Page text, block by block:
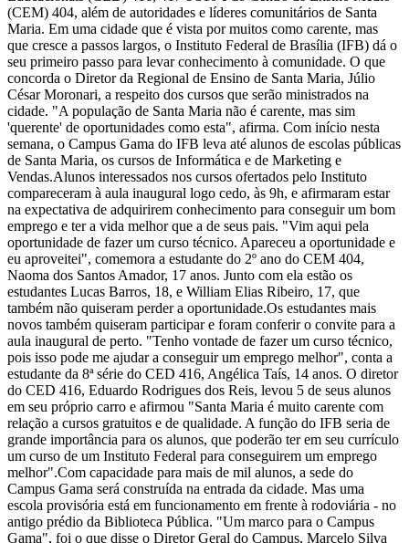
(CEM) 404, além de autoridades e líderes comunitários de Santa
Maria. Em uma cidade que é vista por muitos como carente, mas
que cresce a passos largos, o Instituto Federal de Brasília (IFB) dá o
seu primeiro passo para levar conhecimento à comunidade. O que
concorda o Diretor da Regional de Ensino de Santa Maria, Júlio
César Moronari, a respeito dos cursos que serão ministrados na
cidade. "A população de Santa Maria não é carente, mas sim
'querente' de oportunidades como esta", afirma. Com início nesta
semana, o Campus Gama do IFB leva até alunos de escolas públicas
de Santa Maria, os cursos de Informática e de Marketing e
Vendas.Alunos interessados nos cursos ofertados pelo Instituto
compareceram à aula inaugural logo cedo, às 9h, e afirmaram estar
na expectativa de adquirirem conhecimento para conseguir um bom
emprego e ter a vida melhor que a de seus pais. "Vim aqui pela
oportunidade de fazer um curso técnico. Apareceu a oportunidade e
eu aproveitei", comemora a estudante do 2º ano do CEM 404,
Naoma dos Santos Amador, 17 anos. Junto com ela estão os
estudantes Lucas Barros, 18, e William Elias Ribeiro, 17, que
também não quiseram perder a oportunidade.Os estudantes mais
novos também quiseram participar e foram conferir o convite para a
aula inaugural de perto. "Tenho vontade de fazer um curso técnico,
pois isso pode me ajudar a conseguir um emprego melhor", conta a
estudante da 8ª série do CED 416, Angélica Taís, 14 anos. O diretor
do CED 416, Eduardo Rodrigues dos Reis, levou 5 de seus alunos
em seu próprio carro e afirmou "Santa Maria é muito carente com
relação a cursos gratuitos e de qualidade. A função do IFB seria de
grande importância para os alunos, que poderão ter em seu currículo
um curso de um Instituto Federal para conseguirem um emprego
melhor".Com capacidade para mais de mil alunos, a sede do
Campus Gama será construída na entrada da cidade. Mas uma
escola provisória está em funcionamento em frente à rodoviária - no
antigo prédio da Biblioteca Pública. "Um marco para o Campus
Gama", foi o que disse o Diretor Geral do Campus, Marcelo Silva